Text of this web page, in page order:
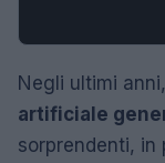
Negli ultimi
artificiale
sorprendenti, in